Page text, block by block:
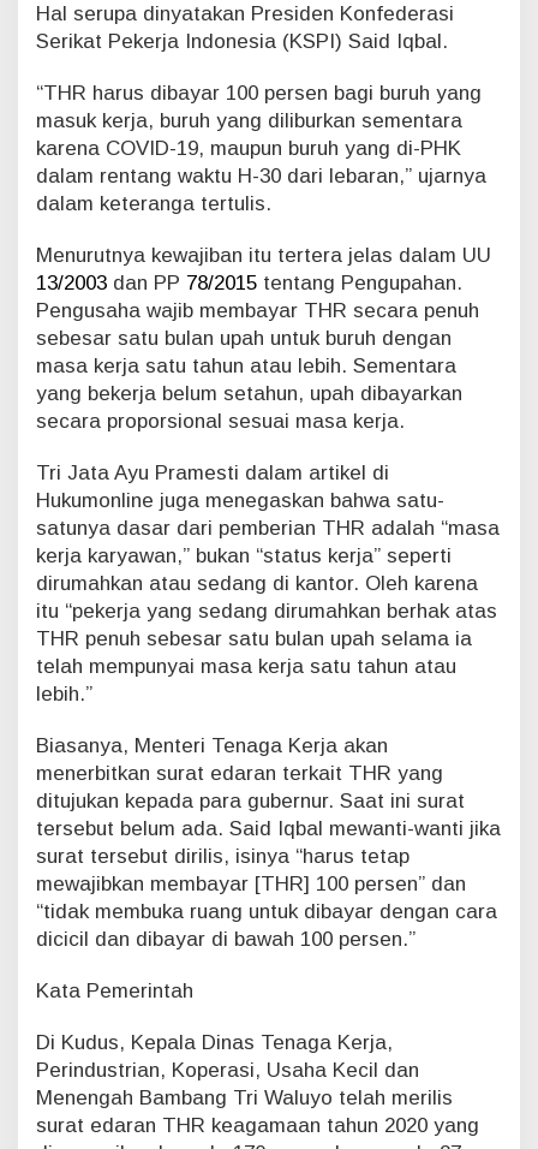
Hal serupa dinyatakan Presiden Konfederasi
Serikat Pekerja Indonesia (KSPI) Said Iqbal.
“THR harus dibayar 100 persen bagi buruh yang
masuk kerja, buruh yang diliburkan sementara
karena COVID-19, maupun buruh yang di-PHK
dalam rentang waktu H-30 dari lebaran,” ujarnya
dalam keteranga tertulis.
Menurutnya kewajiban itu tertera jelas dalam UU
13/2003 dan PP 78/2015 tentang Pengupahan.
Pengusaha wajib membayar THR secara penuh
sebesar satu bulan upah untuk buruh dengan
masa kerja satu tahun atau lebih. Sementara
yang bekerja belum setahun, upah dibayarkan
secara proporsional sesuai masa kerja.
Tri Jata Ayu Pramesti dalam artikel di
Hukumonline juga menegaskan bahwa satu-
satunya dasar dari pemberian THR adalah “masa
kerja karyawan,” bukan “status kerja” seperti
dirumahkan atau sedang di kantor. Oleh karena
itu “pekerja yang sedang dirumahkan berhak atas
THR penuh sebesar satu bulan upah selama ia
telah mempunyai masa kerja satu tahun atau
lebih.”
Biasanya, Menteri Tenaga Kerja akan
menerbitkan surat edaran terkait THR yang
ditujukan kepada para gubernur. Saat ini surat
tersebut belum ada. Said Iqbal mewanti-wanti jika
surat tersebut dirilis, isinya “harus tetap
mewajibkan membayar [THR] 100 persen” dan
“tidak membuka ruang untuk dibayar dengan cara
dicicil dan dibayar di bawah 100 persen.”
Kata Pemerintah
Di Kudus, Kepala Dinas Tenaga Kerja,
Perindustrian, Koperasi, Usaha Kecil dan
Menengah Bambang Tri Waluyo telah merilis
surat edaran THR keagamaan tahun 2020 yang